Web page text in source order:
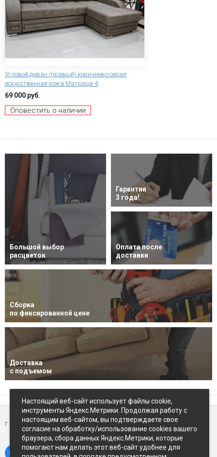
Угловой диван (правый) коричнево-серая
искусственная кожа Матрица-4
69 000 руб.
Оповестить о наличии
Большой выбор
расцветок
Гарантия
3 года!
Оплата после
доставки
Сборка
по фиксированной цене
Доставка
с подъемом
г. Петропавловск-Камчатский,ул Восточное-шоссе, д.5
Настоящий веб-сайт использует файлы cookie,
инструменты Яндекс.Метрики. Продолжая работу с
настоящим веб-сайтом, вы подтверждаете свое
согласие на обработку/использование cookies вашего
браузера, сбора данных Яндекс.Метрики, которые
помогают нам делать этот веб-сайт удобнее для